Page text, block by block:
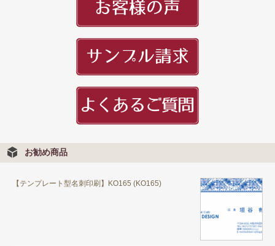
お勧め商品
【テンプレート型名刺印刷】KO165 (KO165)